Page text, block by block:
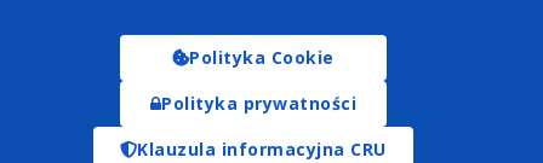
Polityka Cookie
Polityka prywatności
Klauzula informacyjna CRU